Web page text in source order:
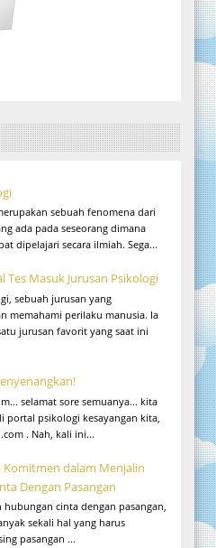
sebuah fenomena dari
ada pada seseorang dimana
dipelajari secara ilmiah. Sega...
Tes Masuk Jurusan Psikologi
sebuah jurusan yang
memahami perilaku manusia. Ia
jurusan favorit yang saat ini
selamat sore semuanya... kita
portal psikologi kesayangan kita,
. Nah, kali ini...
Komitmen dalam Menjalin
Dengan Pasangan
hubungan cinta dengan pasangan,
sekali hal yang harus
pasangan ...